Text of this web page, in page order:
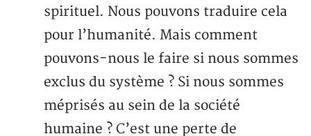
spirituel. Nous pouvons traduire cela
pour l’humanité. Mais comment
pouvons-nous le faire si nous sommes
exclus du système ? Si nous sommes
méprisés au sein de la société
humaine ? C’est une perte de